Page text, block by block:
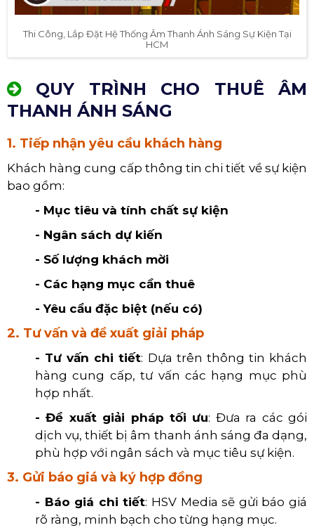
Thi Công, Lắp Đặt Hệ Thống Âm Thanh Ánh Sáng Sự Kiện Tại
HCM
QUY TRÌNH CHO THUÊ ÂM
THANH ÁNH SÁNG
1. Tiếp nhận yêu cầu khách hàng
Khách hàng cung cấp thông tin chi tiết về sự kiện
bao gồm:
- Mục tiêu và tính chất sự kiện
- Ngân sách dự kiến
- Số lượng khách mời
- Các hạng mục cần thuê
- Yêu cầu đặc biệt (nếu có)
2. Tư vấn và đề xuất giải pháp
- Tư vấn chi tiết: Dựa trên thông tin khách
hàng cung cấp, tư vấn các hạng mục phù
hợp nhất.
- Đề xuất giải pháp tối ưu: Đưa ra các gói
dịch vụ, thiết bị âm thanh ánh sáng đa dạng,
phù hợp với ngân sách và mục tiêu sự kiện.
3. Gửi báo giá và ký hợp đồng
- Báo giá chi tiết: HSV Media sẽ gửi báo giá
rõ ràng, minh bạch cho từng hạng mục.